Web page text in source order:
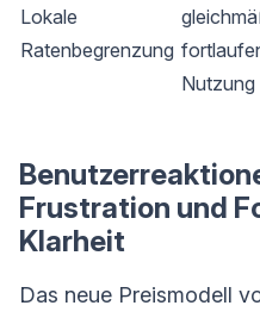
Lokale
Ratenbegrenzung
Nutzung
Frustration und
Klarheit
Das neue Preismodell